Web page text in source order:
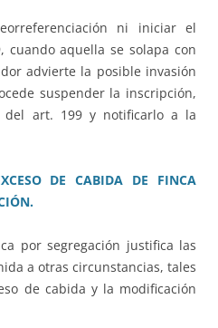
ni iniciar el
cuando aquella se solapa con
advierte la posible invasión
suspender la inscripción,
del art. 199 y notificarlo a la
DE CABIDA DE FINCA
por segregación justifica las
a otras circunstancias, tales
de cabida y la modificación